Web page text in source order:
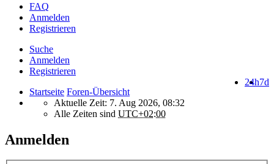
FAQ
Anmelden
Registrieren
Suche
Anmelden
Registrieren
7d
24h
Startseite Foren-Übersicht
Aktuelle Zeit: 7. Aug 2026, 08:32
Alle Zeiten sind UTC+02:00
Anmelden